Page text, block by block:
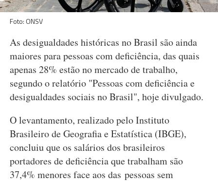
Foto: ONSV
As desigualdades históricas no Brasil são ainda
maiores para pessoas com deficiência, das quais
apenas 28% estão no mercado de trabalho,
segundo o relatório "Pessoas com deficiência e
desigualdades sociais no Brasil", hoje divulgado.
O levantamento, realizado pelo Instituto
Brasileiro de Geografia e Estatística (IBGE),
concluiu que os salários dos brasileiros
portadores de deficiência que trabalham são
37,4% menores face aos das pessoas sem